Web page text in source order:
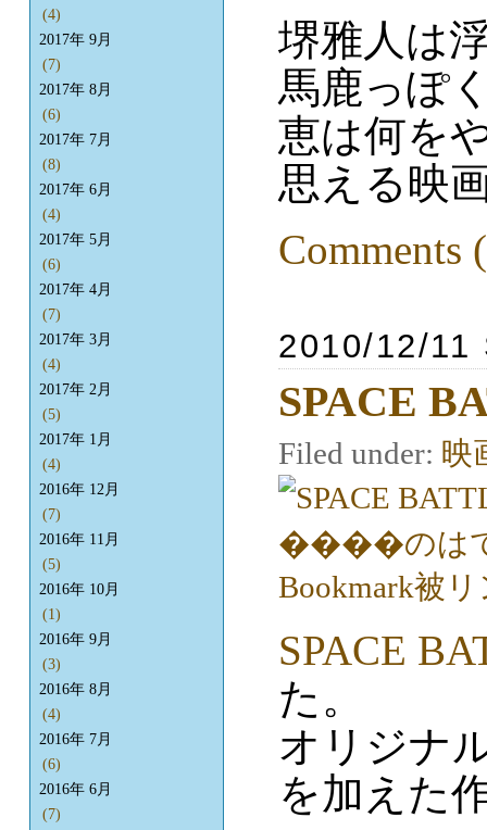
堺雅人は
馬鹿っぽ
恵は何を
思える映
Comments
2010/12/11
SPACE
Filed under: 映
SPACE
た。
オリジナ
を加えた
(4)
2017年 9月
(7)
2017年 8月
(6)
2017年 7月
(8)
2017年 6月
(4)
2017年 5月
(6)
2017年 4月
(7)
2017年 3月
(4)
2017年 2月
(5)
2017年 1月
(4)
2016年 12月
(7)
2016年 11月
(5)
2016年 10月
(1)
2016年 9月
(3)
2016年 8月
(4)
2016年 7月
(6)
2016年 6月
(7)